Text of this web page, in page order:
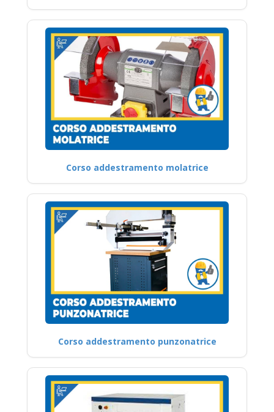
Corso addestramento molatrice
Corso addestramento punzonatrice